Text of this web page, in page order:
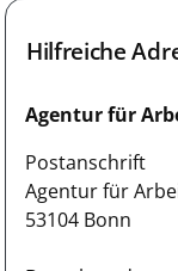
Hilfreiche
Agentur für
Postanschrift
Agentur für
53104 Bonn